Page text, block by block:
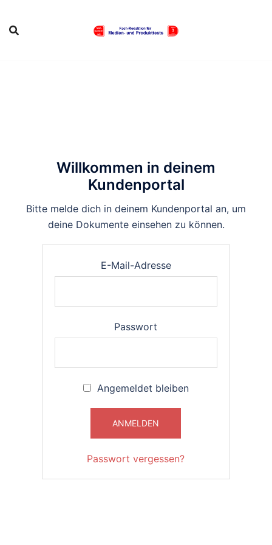
Inhalt
springen
Willkommen in deinem
Kundenportal
Bitte melde dich in deinem Kundenportal an, um
deine Dokumente einsehen zu können.
E-Mail-Adresse
Passwort
Angemeldet bleiben
Passwort vergessen?